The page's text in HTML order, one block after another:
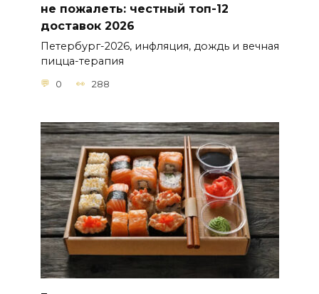
не пожалеть: честный топ-12
доставок 2026
Петербург-2026, инфляция, дождь и вечная
пицца-терапия
0 288